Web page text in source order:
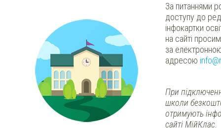
За питаннями
доступу до
інфокартки
на сайті
за
адресою
При
школи
отримують
сайті МійКлас.